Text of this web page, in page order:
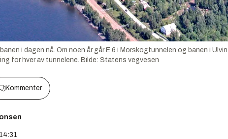
i dagen nå. Om noen år går E 6 i Morskogtunnelen og banen i
for hver av tunnelene. Bilde: Statens vegvesen
Kommenter